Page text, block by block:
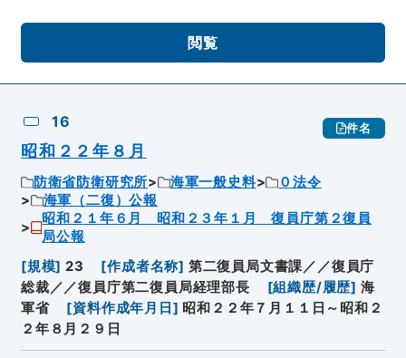
閲覧
16 件名
昭和２２年８月
防衛省防衛研究所 海軍一般史料
０法令
海軍（二復）公報
昭和２１年６月 昭和２３年１月 復員庁第２復員
局公報
[規模] 23 [作成者名称] 第二復員局文書課／／復員庁
総裁／／復員庁第二復員局経理部長
[組織歴/履歴] 海
軍省
[資料作成年月日 ] 昭和２２年７月１１日～昭和２
２年８月２９日